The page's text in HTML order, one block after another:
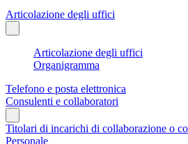
Articolazione degli uffici
Articolazione degli uffici
Organigramma
Telefono e posta elettronica
Consulenti e collaboratori
Titolari di incarichi di collaborazione o
Personale